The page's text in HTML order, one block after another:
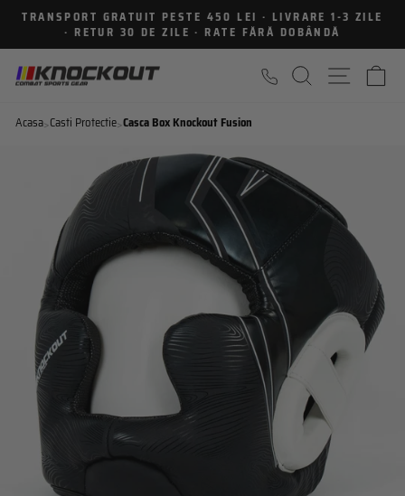
Sari
continut
Intrerupe
TRANSPORT GRATUIT PESTE 450 LEI · LIVRARE 1-3 ZILE
· RETUR 30 DE ZILE · RATE FĂRĂ DOBÂNDĂ
CAUTARE
Acasa>Casti Protectie>Casca Box Knockout Fusion